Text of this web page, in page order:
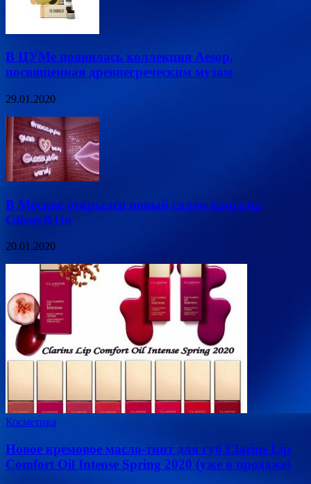
В ЦУМе появилась коллекция Aesop,
посвященная древнегреческим музам
29.01.2020
В Москве открылся новый салон красоты
Glossy&Go
20.01.2020
Косметика
Новое кремовое масло-тинт для губ Clarins Lip
Сomfort Oil Intense Spring 2020 (уже в продаже)